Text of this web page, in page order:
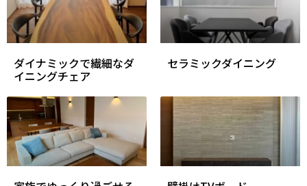
ダイナミックで繊細なダ
イニングチェア
セラミックダイニング